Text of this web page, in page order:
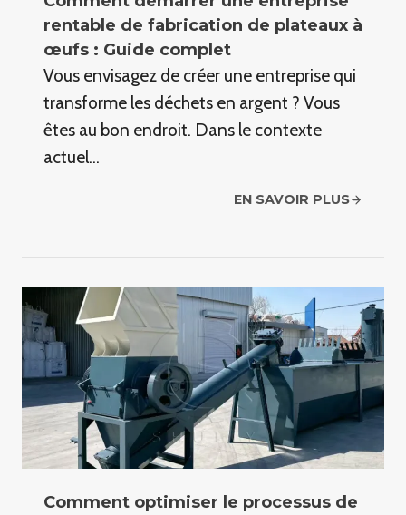
rentable de fabrication de plateaux à
œufs : Guide complet
Vous envisagez de créer une entreprise qui
transforme les déchets en argent ? Vous
êtes au bon endroit. Dans le contexte
actuel…
EN SAVOIR PLUS
Comment optimiser le processus de